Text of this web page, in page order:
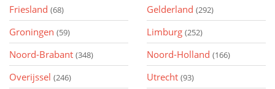
Friesland (68) Gelderland (292)
Groningen (59) Limburg (252)
Noord-Brabant (348) Noord-Holland (166)
Overijssel (246) Utrecht (93)